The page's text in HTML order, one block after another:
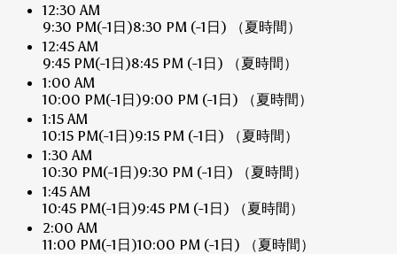
12:30 AM
9:30 PM(-1日)8:30 PM (-1日)
（夏時間）
12:45 AM
9:45 PM(-1日)8:45 PM (-1日)
（夏時間）
1:00 AM
10:00 PM(-1日)9:00 PM (-1日)
（夏時間）
1:15 AM
10:15 PM(-1日)9:15 PM (-1日)
（夏時間）
1:30 AM
10:30 PM(-1日)9:30 PM (-1日)
（夏時間）
1:45 AM
10:45 PM(-1日)9:45 PM (-1日)
（夏時間）
2:00 AM
11:00 PM(-1日)10:00 PM (-1日)
（夏時間）